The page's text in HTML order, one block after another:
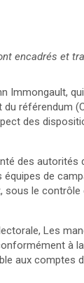
encadrés et
Immongault,
référendum
des
des autorités
de
sous le
Les
à
aux comptes